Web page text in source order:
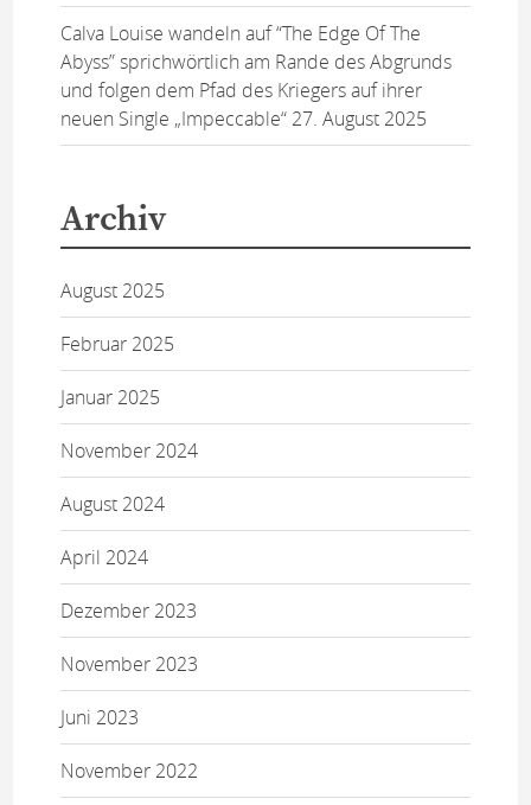
Calva Louise wandeln auf “The Edge Of The
Abyss” sprichwörtlich am Rande des Abgrunds
und folgen dem Pfad des Kriegers auf ihrer
neuen Single „Impeccable“ 27. August 2025
Archiv
August 2025
Februar 2025
Januar 2025
November 2024
August 2024
April 2024
Dezember 2023
November 2023
Juni 2023
November 2022